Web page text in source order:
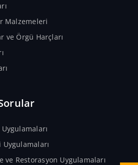
Malzemeleri
ve Örgü Harçları
Uygulamaları
ve Restorasyon Uygulamaları